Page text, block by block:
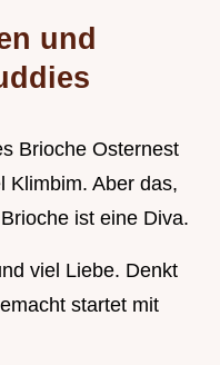
und
Brioche Osternest
Klimbim. Aber das,
ist eine Diva.
viel Liebe. Denkt
startet mit